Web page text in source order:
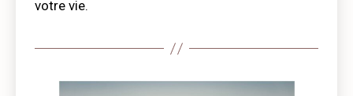
votre vie.